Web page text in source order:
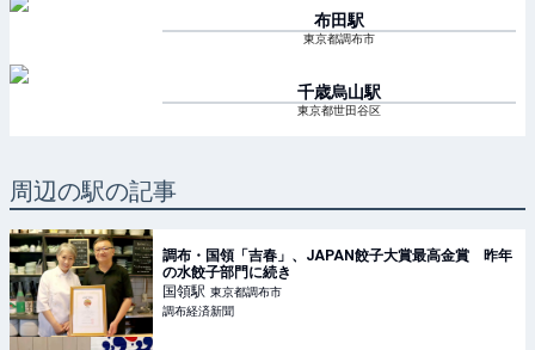
布田駅
東京都調布市
千歳烏山駅
東京都世田谷区
周辺の駅の記事
調布・国領「吉春」、JAPAN餃子大賞最高金賞 昨年
の水餃子部門に続き
国領駅 東京都調布市
調布経済新聞